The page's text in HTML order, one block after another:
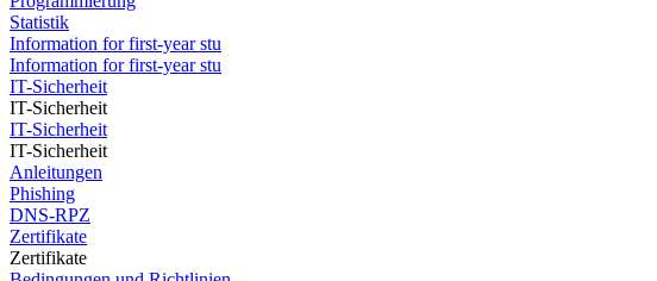
Statistik
Information for first-year stu
Information for first-year stu
IT-Sicherheit
IT-Sicherheit
IT-Sicherheit
IT-Sicherheit
Anleitungen
Phishing
DNS-RPZ
Zertifikate
Zertifikate